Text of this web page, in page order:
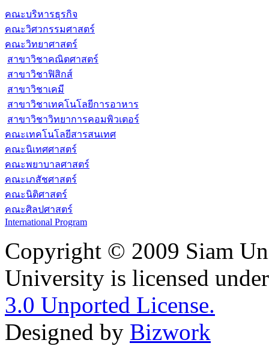
คณะบริหารธุรกิจ
คณะวิศวกรรมศาสตร์
คณะวิทยาศาสตร์
สาขาวิชาคณิตศาสตร์
สาขาวิชาฟิสิกส์
สาขาวิชาเคมี
สาขาวิชาเทคโนโลยีการอาหาร
สาขาวิชาวิทยาการคอมพิวเตอร์
คณะเทคโนโลยีสารสนเทศ
คณะนิเทศศาสตร์
คณะพยาบาลศาสตร์
คณะเภสัชศาสตร์
คณะนิติศาสตร์
คณะศิลปศาสตร์
International Program
Copyright © 2009 Siam
University is licensed
3.0 Unported License.
Designed by Bizwork